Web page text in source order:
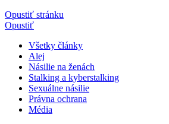
Opustiť stránku
Opustiť
Všetky články
Alej
Násilie na ženách
Stalking a kyberstalking
Sexuálne násilie
Právna ochrana
Média